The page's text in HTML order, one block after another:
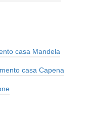
casa Mandela
casa Capena